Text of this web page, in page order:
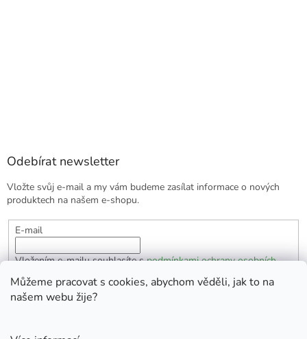
Můžeme pracovat s cookies, abychom věděli, jak to na
našem webu žije?
Odebírat newsletter
Vložte svůj e-mail a my vám budeme zasílat informace o nových
produktech na našem e-shopu.
E-mail
Vložením e-mailu souhlasíte spodmínkami ochrany osobních
údajů
PŘIHLÁSIT SE